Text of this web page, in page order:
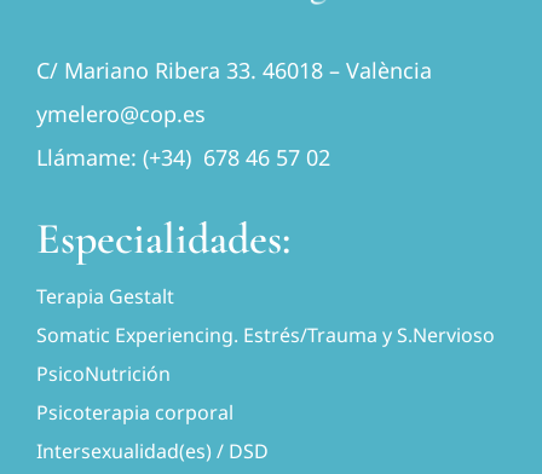
C/ Mariano Ribera 33. 46018 – València
ymelero@cop.es
Llámame: (+34) 678 46 57 02
Especialidades:
Terapia Gestalt
Somatic Experiencing. Estrés/Trauma y S.Nervioso
PsicoNutrición
Psicoterapia corporal
Intersexualidad(es) / DSD